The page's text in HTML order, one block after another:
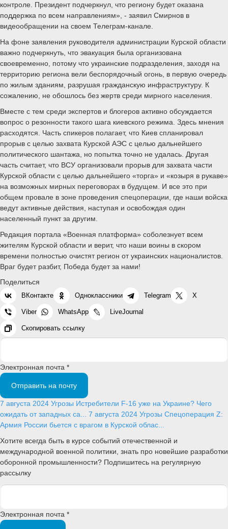
контроле. Президент подчеркнул, что региону будет оказана
поддержка по всем направлениям», - заявил Смирнов в
видеообращении на своем Телеграм-канале.
На фоне заявления руководителя администрации Курской области
важно подчеркнуть, что эвакуация была организована
своевременно, потому что украинские подразделения, заходя на
территорию региона вели беспорядочный огонь, в первую очередь
по жилым зданиям, разрушая гражданскую инфраструктуру. К
сожалению, не обошлось без жертв среди мирного населения.
Вместе с тем среди экспертов и блогеров активно обсуждается
вопрос о резонности такого шага киевского режима. Здесь мнения
расходятся. Часть спикеров полагает, что Киев спланировал
прорыв с целью захвата Курской АЭС с целью дальнейшего
политического шантажа, но попытка точно не удалась. Другая
часть считает, что ВСУ организовали прорыв для захвата части
Курской области с целью дальнейшего «торга» и «козыря в рукаве»
на возможных мирных переговорах в будущем. И все это при
общем провале в зоне проведения спецоперации, где наши войска
ведут активные действия, наступая и освобождая один
населенный пункт за другим.
Редакция портала «Военная платформа» соболезнует всем
жителям Курской области и верит, что наши воины в скором
времени полностью очистят регион от украинских националистов.
Враг будет разбит, Победа будет за нами!
Поделиться
ВКонтакте Одноклассники Telegram X
Viber WhatsApp LiveJournal
Скопировать ссылку
Электронная почта *
Отправить на почту
7 августа 2024 Угрозы Истребители F-16 уже на Украине? Чего
ожидать от западных са... 7 августа 2024 Угрозы Спецоперация Z:
Армия России бьется с врагом в Курской облас...
Хотите всегда быть в курсе событий отечественной и
международной военной политики, знать про новейшие разработки
оборонной промышленности? Подпишитесь на регулярную
рассылку
Электронная почта *